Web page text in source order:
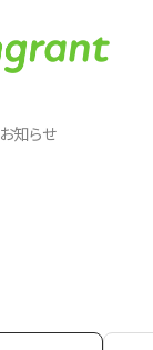
お知らせ